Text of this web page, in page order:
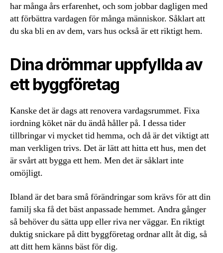
har många års erfarenhet, och som jobbar dagligen med
att förbättra vardagen för många människor. Såklart att
du ska bli en av dem, vars hus också är ett riktigt hem.
Dina drömmar uppfyllda av
ett byggföretag
Kanske det är dags att renovera vardagsrummet. Fixa
iordning köket när du ändå håller på. I dessa tider
tillbringar vi mycket tid hemma, och då är det viktigt att
man verkligen trivs. Det är lätt att hitta ett hus, men det
är svårt att bygga ett hem. Men det är såklart inte
omöjligt.
Ibland är det bara små förändringar som krävs för att din
familj ska få det bäst anpassade hemmet. Andra gånger
så behöver du sätta upp eller riva ner väggar. En riktigt
duktig snickare på ditt byggföretag ordnar allt åt dig, så
att ditt hem känns bäst för dig.